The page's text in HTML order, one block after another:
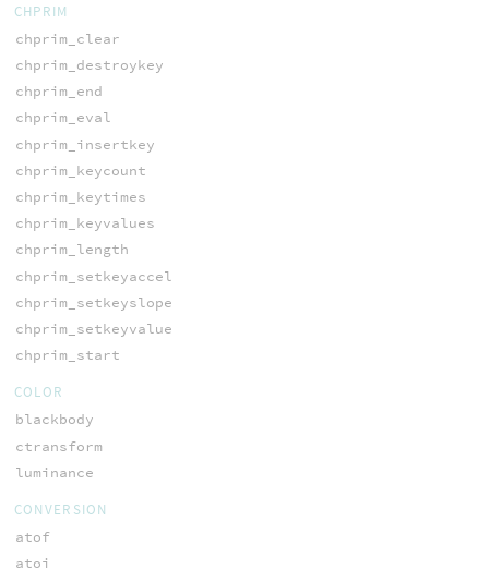
CHPRIM
chprim_clear
chprim_destroykey
chprim_end
chprim_eval
chprim_insertkey
chprim_keycount
chprim_keytimes
chprim_keyvalues
chprim_length
chprim_setkeyaccel
chprim_setkeyslope
chprim_setkeyvalue
chprim_start
COLOR
blackbody
ctransform
luminance
CONVERSION
atof
atoi